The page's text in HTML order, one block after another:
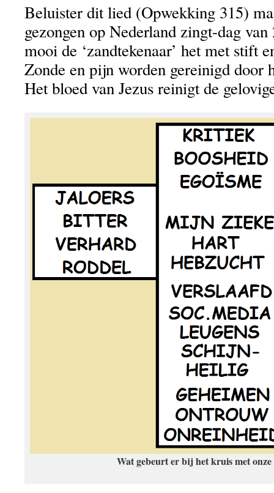
Beluister dit lied (Opwekking 315)
gezongen op Nederland zingt-dag
mooi de ‘zandtekenaar’ het met stift
Zonde en pijn worden gereinigd door
Het bloed van Jezus reinigt de
Wat gebeurt er bij het kruis met